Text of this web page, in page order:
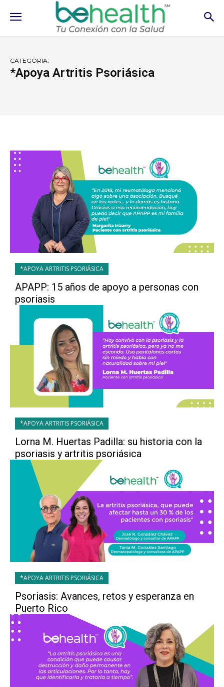
CATEGORIA:
*Apoya Artritis Psoriásica
*APOYA ARTRITIS PSORIÁSICA
APAPP: 15 años de apoyo a personas con
psoriasis
*APOYA ARTRITIS PSORIÁSICA
Lorna M. Huertas Padilla: su historia con la
psoriasis y artritis psoriásica
*APOYA ARTRITIS PSORIÁSICA
Psoriasis: Avances, retos y esperanza en
Puerto Rico